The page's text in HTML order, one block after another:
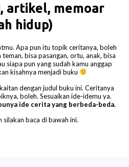
artikel, memoar
hidup)
Apa pun itu topik ceritanya, boleh
bisa pasangan, ortu, anak, bisa
siapa pun yang sudah kamu anggap
kisahnya menjadi buku
dengan judul buku ini. Ceritanya
boleh. Sesuaikan ide-idemu ya.
ide cerita yang berbeda-beda.
silakan baca di bawah ini.